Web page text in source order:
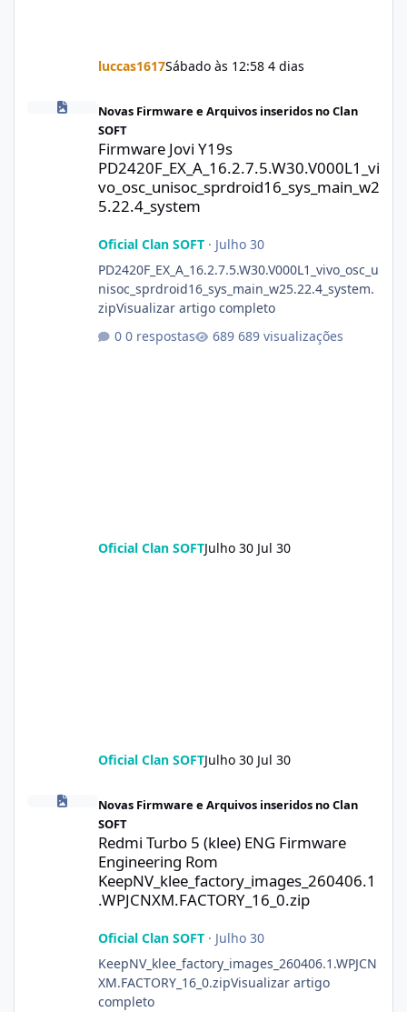
luccas1617Sábado às 12:58 4 dias
Novas Firmware e Arquivos inseridos no Clan
SOFT
Firmware Jovi Y19s
PD2420F_EX_A_16.2.7.5.W30.V000L1_vi
vo_osc_unisoc_sprdroid16_sys_main_w2
5.22.4_system
Oficial Clan SOFT· Julho 30
PD2420F_EX_A_16.2.7.5.W30.V000L1_vivo_osc_u
nisoc_sprdroid16_sys_main_w25.22.4_system.
zipVisualizar artigo completo
0 respostas
689 visualizações
Oficial Clan SOFTJulho 30 Jul 30
Oficial Clan SOFTJulho 30 Jul 30
Redmi Turbo 5 (klee) ENG Firmware Engineering Rom
Novas Firmware e Arquivos inseridos no Clan
SOFT
Redmi Turbo 5 (klee) ENG Firmware
Engineering Rom
KeepNV_klee_factory_images_260406.1
.WPJCNXM.FACTORY_16_0.zip
Oficial Clan SOFT· Julho 30
KeepNV_klee_factory_images_260406.1.WPJCN
XM.FACTORY_16_0.zipVisualizar artigo
completo